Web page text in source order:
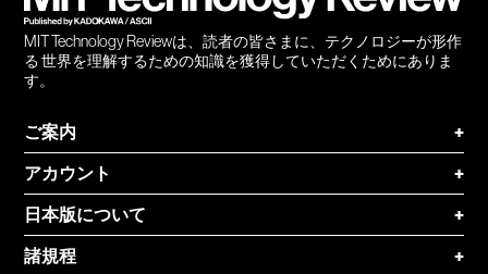
MIT Technology Reviewは、読者の皆さまに、テクノロジーが形作
る 世界を理解するための知識を獲得していただくためにありま
す。
ご案内
+
アカウント
+
日本版について
+
諸規程
+